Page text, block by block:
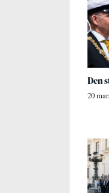
Den
20